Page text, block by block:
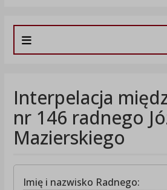
Interpelacja
nr 146 radnego
Mazierskiego
Imię i nazwisko Radnego: